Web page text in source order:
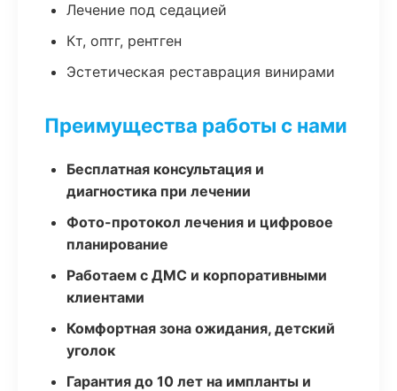
Лечение под седацией
Кт, оптг, рентген
Эстетическая реставрация винирами
Преимущества работы с нами
Бесплатная консультация и
диагностика при лечении
Фото-протокол лечения и цифровое
планирование
Работаем с ДМС и корпоративными
клиентами
Комфортная зона ожидания, детский
уголок
Гарантия до 10 лет на импланты и